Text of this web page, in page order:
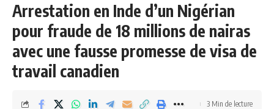
Arrestation en Inde d’un Nigérian
pour fraude de 18 millions de nairas
avec une fausse promesse de visa de
travail canadien
3 Min de lecture